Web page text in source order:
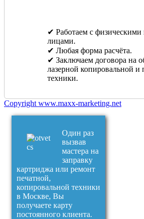
✔ Работаем с
лицами.
✔ Любая форма расчёта.
✔ Заключаем договора на
лазерной копировальной и
техники.
Copyright www.maxx-marketing.net
Один раз
вызвав
мастера на
заправку
картриджа или ремонт
печатной,
копировальной техники
в Москве, Вы
получаете карту
постоянного клиента.